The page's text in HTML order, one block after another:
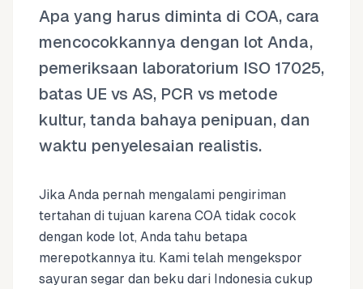
Apa yang harus diminta di COA, cara
mencocokkannya dengan lot Anda,
pemeriksaan laboratorium ISO 17025,
batas UE vs AS, PCR vs metode
kultur, tanda bahaya penipuan, dan
waktu penyelesaian realistis.
Jika Anda pernah mengalami pengiriman
tertahan di tujuan karena COA tidak cocok
dengan kode lot, Anda tahu betapa
merepotkannya itu. Kami telah mengekspor
sayuran segar dan beku dari Indonesia cukup